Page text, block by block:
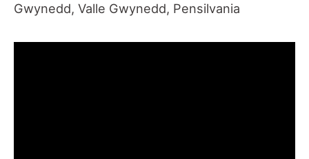
Gwynedd, Valle Gwynedd, Pensilvania